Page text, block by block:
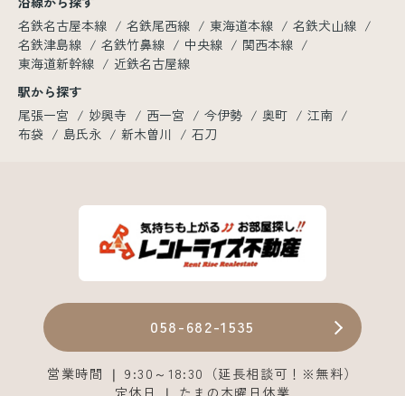
名鉄名古屋本線
名鉄尾西線 東海道本線
名鉄犬山線
名鉄津島線
名鉄竹鼻線 中央線
関西本線
東海道新幹線
近鉄名古屋線
駅から探す
尾張一宮
妙興寺 西一宮 今伊勢 奥町
江南
布袋
島氏永 新木曽川 石刀
058-682-1535
営業時間 ❘ 9:30～18:30（延長相談可！※無料）
定休日 ❘ たまの木曜日休業